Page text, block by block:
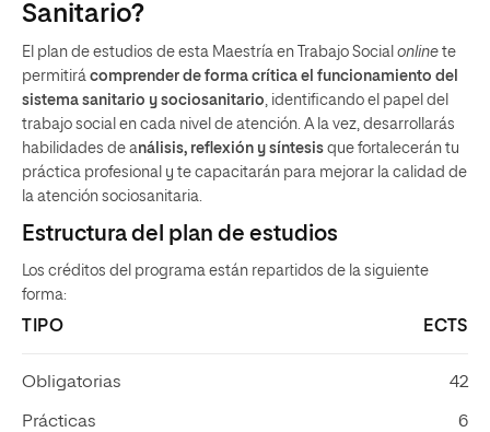
Sanitario?
El plan de estudios de esta Maestría en Trabajo Social online te
permitirá comprender de forma crítica el funcionamiento del
sistema sanitario y sociosanitario, identificando el papel del
trabajo social en cada nivel de atención. A la vez, desarrollarás
habilidades de análisis, reflexión y síntesis que fortalecerán tu
práctica profesional y te capacitarán para mejorar la calidad de
la atención sociosanitaria.
Estructura del plan de estudios
Los créditos del programa están repartidos de la siguiente
forma:
TIPO ECTS
Obligatorias 42
Prácticas 6